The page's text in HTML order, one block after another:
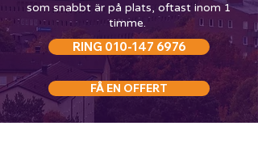
som snabbt är på plats, oftast inom 1
timme.
RING 010-147 6976
FÅ EN OFFERT